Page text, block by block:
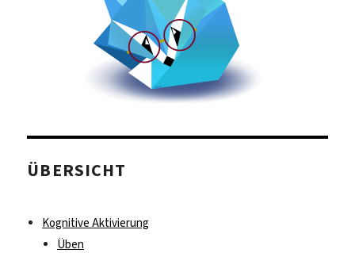
ÜBERSICHT
Kognitive Aktivierung
Üben